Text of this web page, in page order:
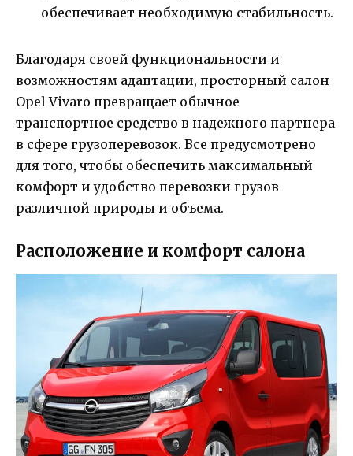
обеспечивает необходимую стабильность.
Благодаря своей функциональности и
возможностям адаптации, просторный салон
Opel Vivaro превращает обычное
транспортное средство в надежного партнера
в сфере грузоперевозок. Все предусмотрено
для того, чтобы обеспечить максимальный
комфорт и удобство перевозки грузов
различной природы и объема.
Расположение и комфорт салона